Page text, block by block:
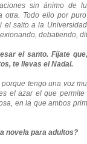
sin ánimo de
otra. Todo ello por
salto a la
debatiendo,
el santo. Fíjate
te llevas el Nadal.
tengo una voz
el azar el que
en la que ambos
novela para adultos?